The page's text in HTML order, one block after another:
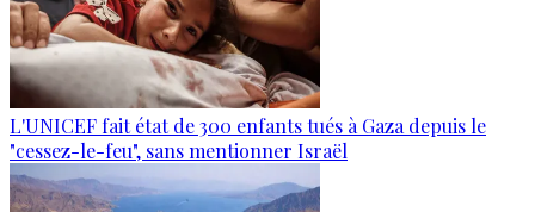
L'UNICEF fait état de 300 enfants tués à Gaza depuis le
"cessez-le-feu", sans mentionner Israël